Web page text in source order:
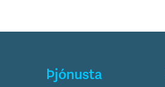
Þjónusta